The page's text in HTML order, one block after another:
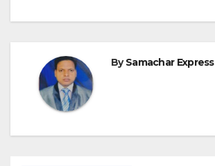
BySamachar Express